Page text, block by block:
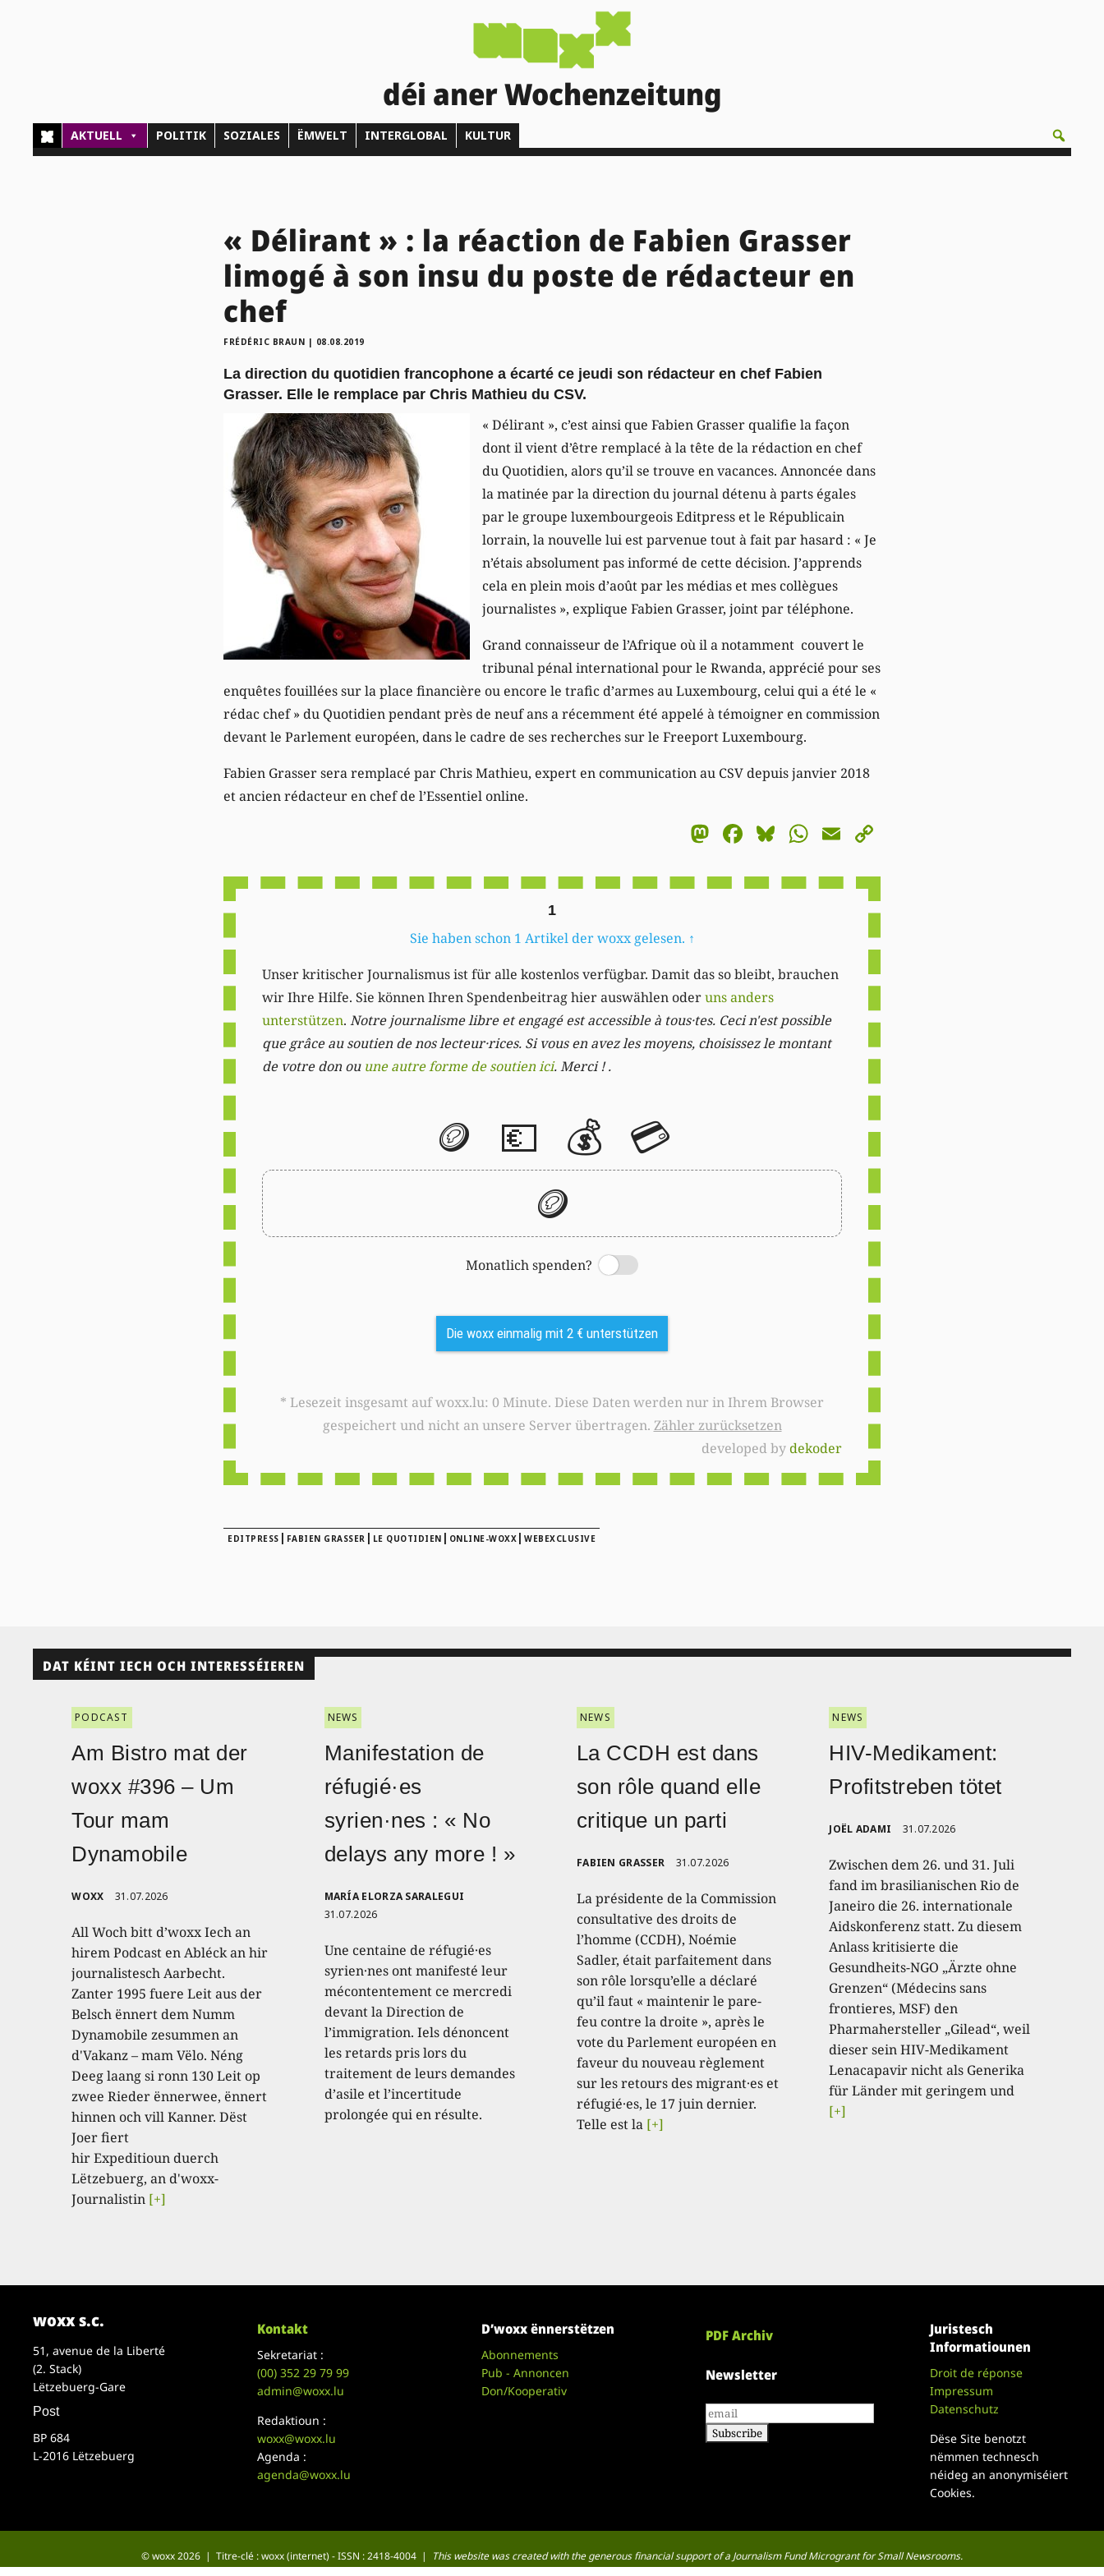
déi aner Wochenzeitung
AKTUELL POLITIK SOZIALES ËMWELT INTERGLOBAL KULTUR
« Délirant » : la réaction de Fabien Grasser
limogé à son insu du poste de rédacteur en
chef
FRÉDÉRIC BRAUN | 08.08.2019
La direction du quotidien francophone a écarté ce jeudi son rédacteur en chef Fabien
Grasser. Elle le remplace par Chris Mathieu du CSV.
« Délirant », c’est ainsi que Fabien Grasser qualifie la façon
dont il vient d’être remplacé à la tête de la rédaction en chef
du Quotidien, alors qu’il se trouve en vacances. Annoncée dans
la matinée par la direction du journal détenu à parts égales
par le groupe luxembourgeois Editpress et le Républicain
lorrain, la nouvelle lui est parvenue tout à fait par hasard : « Je
n’étais absolument pas informé de cette décision. J’apprends
cela en plein mois d’août par les médias et mes collègues
journalistes », explique Fabien Grasser, joint par téléphone.
Grand connaisseur de l’Afrique où il a notamment couvert le
tribunal pénal international pour le Rwanda, apprécié pour ses
enquêtes fouillées sur la place financière ou encore le trafic d’armes au Luxembourg, celui qui a été le «
rédac chef » du Quotidien pendant près de neuf ans a récemment été appelé à témoigner en commission
devant le Parlement européen, dans le cadre de ses recherches sur le Freeport Luxembourg.
Fabien Grasser sera remplacé par Chris Mathieu, expert en communication au CSV depuis janvier 2018
et ancien rédacteur en chef de l’Essentiel online.
Mastodon
Facebook
Bluesky
WhatsApp
Email
1
Sie haben schon 1 Artikel der woxx gelesen. ↑
Unser kritischer Journalismus ist für alle kostenlos verfügbar. Damit das so bleibt, brauchen
wir Ihre Hilfe. Sie können Ihren Spendenbeitrag hier auswählen oderuns anders
unterstützen. Notre journalisme libre et engagé est accessible à tous·tes. Ceci n'est possible
que grâce au soutien de nos lecteur·rices. Si vous en avez les moyens, choisissez le montant
de votre don ou une autre forme de soutien ici. Merci ! .
🪙 💶 💰 💳
🪙
Monatlich spenden?
Switch
Die woxx einmalig mit 2 € unterstützen
* Lesezeit insgesamt auf woxx.lu: 0 Minute. Diese Daten werden nur in Ihrem Browser
gespeichert und nicht an unsere Server übertragen. Zähler zurücksetzen
developed bydekoder
EDITPRESS | FABIEN GRASSER | LE QUOTIDIEN | ONLINE-WOXX | WEBEXCLUSIVE
DAT KÉINT IECH OCH INTERESSÉIEREN
PODCAST
Am Bistro mat der
woxx #396 – Um
Tour mam
Dynamobile
WOXX 31.07.2026
All Woch bitt d’woxx Iech an
hirem Podcast en Abléck an hir
journalistesch Aarbecht.
Zanter 1995 fuere Leit aus der
Belsch ënnert dem Numm
Dynamobile zesummen an
d'Vakanz – mam Vëlo. Néng
Deeg laang si ronn 130 Leit op
zwee Rieder ënnerwee, ënnert
hinnen och vill Kanner. Dëst
Joer fiert
hir Expeditioun duerch
Lëtzebuerg, an d'woxx-
Journalistin [+]
NEWS
Manifestation de
réfugié·es
syrien·nes : « No
delays any more ! »
MARÍA ELORZA SARALEGUI
31.07.2026
Une centaine de réfugié·es
syrien·nes ont manifesté leur
mécontentement ce mercredi
devant la Direction de
l’immigration. Iels dénoncent
les retards pris lors du
traitement de leurs demandes
d’asile et l’incertitude
prolongée qui en résulte.
NEWS
La CCDH est dans
son rôle quand elle
critique un parti
FABIEN GRASSER 31.07.2026
La présidente de la Commission
consultative des droits de
l’homme (CCDH), Noémie
Sadler, était parfaitement dans
son rôle lorsqu’elle a déclaré
qu’il faut « maintenir le pare-
feu contre la droite », après le
vote du Parlement européen en
faveur du nouveau règlement
sur les retours des migrant·es et
réfugié·es, le 17 juin dernier.
Telle est la [+]
NEWS
HIV-Medikament:
Profitstreben tötet
JOËL ADAMI 31.07.2026
Zwischen dem 26. und 31. Juli
fand im brasilianischen Rio de
Janeiro die 26. internationale
Aidskonferenz statt. Zu diesem
Anlass kritisierte die
Gesundheits-NGO „Ärzte ohne
Grenzen“ (Médecins sans
frontieres, MSF) den
Pharmahersteller „Gilead“, weil
dieser sein HIV-Medikament
Lenacapavir nicht als Generika
für Länder mit geringem und
[+]
woxx s.c.
51, avenue de la Liberté
(2. Stack)
Lëtzebuerg-Gare
Post
BP 684
L-2016 Lëtzebuerg
Kontakt
Sekretariat :
(00)352 29 79 99
admin@woxx.lu
Redaktioun :
woxx@woxx.lu
Agenda :
agenda@woxx.lu
D’woxx ënnerstëtzen
Abonnements
Pub - Annoncen
Don/Kooperativ
PDF Archiv
Newsletter
Juristesch
Informatiounen
Droit de réponse
Impressum
Datenschutz
Dëse Site benotzt
nëmmen technesch
néideg an anonymiséiert
Cookies.
© woxx 2026 | Titre-clé : woxx (internet) - ISSN : 2418-4004 | This website was created with the generous financial support of a Journalism Fund Microgrant for Small Newsrooms.